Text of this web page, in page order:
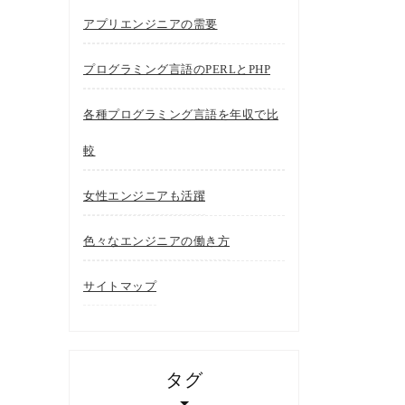
アプリエンジニアの需要
プログラミング言語のPERLとPHP
各種プログラミング言語を年収で比
較
女性エンジニアも活躍
色々なエンジニアの働き方
サイトマップ
タグ